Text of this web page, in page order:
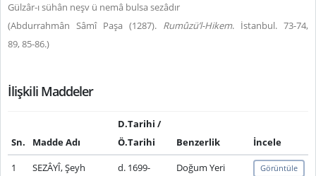
Gülzâr-ı sühân neşv ü nemâ bulsa sezâdır
(Abdurrahmân Sâmî Paşa (1287). Rumûzü’l-Hikem. İstanbul. 73-74,
89, 85-86.)
İlişkili Maddeler
Sn. Madde Adı
D.Tarihi /
Ö.Tarihi
Benzerlik
İncele
1
SEZÂYÎ, Şeyh
d. 1699-
Doğum Yeri Görüntüle